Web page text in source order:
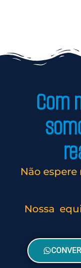
Com
Não
Nossa